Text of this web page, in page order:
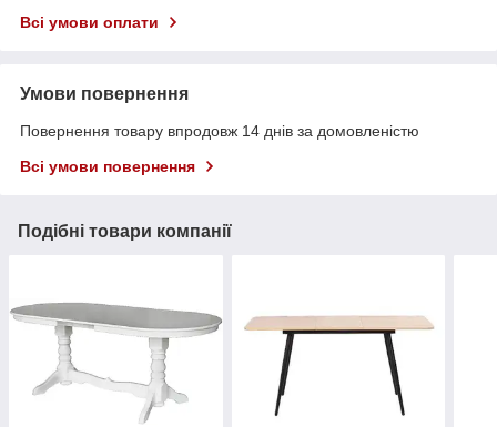
Всі умови оплати
Умови повернення
Повернення товару впродовж 14 днів за домовленістю
Всі умови повернення
Подібні товари компанії